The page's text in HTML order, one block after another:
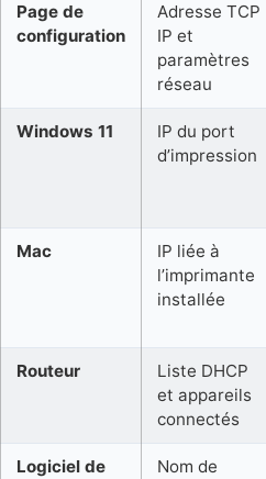
Page de
configuration
Adresse TCP
IP et
paramètres
réseau
Windows 11
IP du port
d’impression
Mac
IP liée à
l’imprimante
installée
Routeur
Liste DHCP
et appareils
connectés
Logiciel de
Nom de